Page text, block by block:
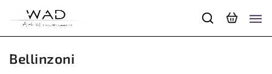
Bellinzoni